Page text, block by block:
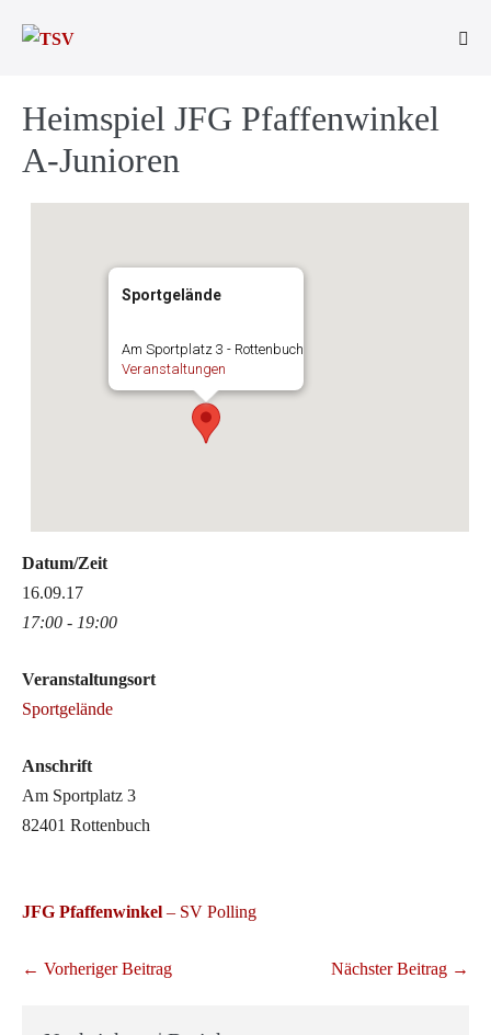
Inhalt
Heimspiel JFG Pfaffenwinkel
A-Junioren
Sportgelände
Am Sportplatz 3 - Rottenbuch
Veranstaltungen
Datum/Zeit
16.09.17
17:00 - 19:00
Veranstaltungsort
Sportgelände
Anschrift
Am Sportplatz 3
82401 Rottenbuch
JFG Pfaffenwinkel – SV Polling
Beitragsnavigation
← Vorheriger Beitrag Nächster Beitrag →